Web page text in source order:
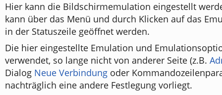
Hier kann die Bildschirmemulation eingestellt
kann über das Menü und durch Klicken auf das
in der Statuszeile geöffnet werden.
Die hier eingestellte Emulation und
verwendet, so lange nicht von anderer Seite (z.B.
Dialog Neue Verbindung oder
nachträglich eine andere Festlegung vorliegt.